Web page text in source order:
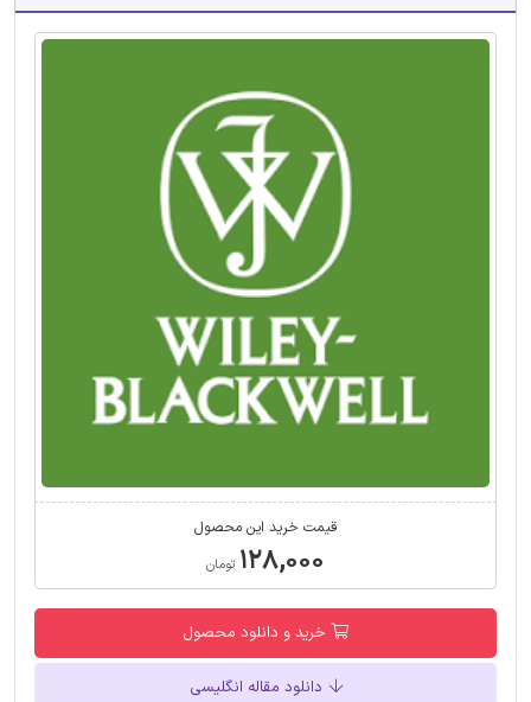
قیمت خرید این محصول
۱۲۸,۰۰۰ تومان
خرید و دانلود محصول
دانلود مقاله انگلیسی